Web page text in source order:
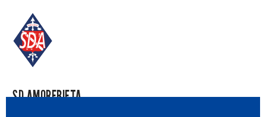
SD AMOREBIETA